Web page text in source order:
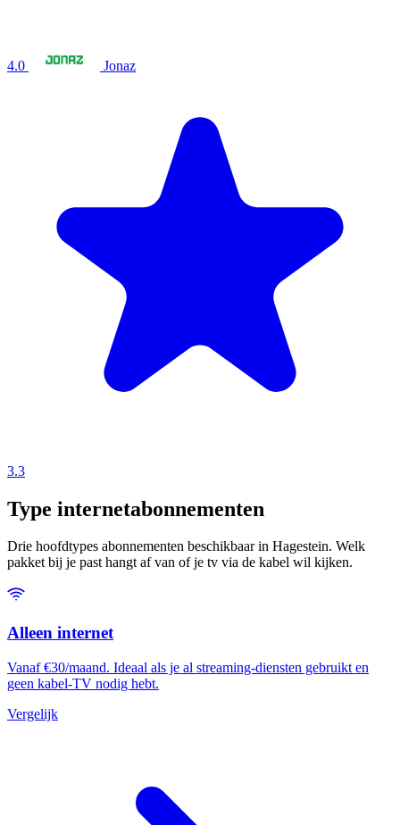
4.0 Jonaz
3.3
Type internetabonnementen
Drie hoofdtypes abonnementen beschikbaar in Hagestein. Welk
pakket bij je past hangt af van of je tv via de kabel wil kijken.
Alleen internet
Vanaf €30/maand. Ideaal als je al streaming-diensten gebruikt en
geen kabel-TV nodig hebt.
Vergelijk